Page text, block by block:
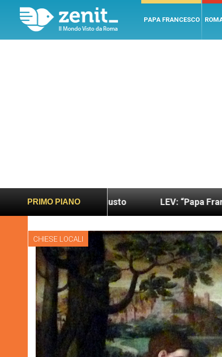
PAPA FRANCESCO
PRIMO PIANO
e giusto LEV: “Papa Francesco. Un uomo
CHIESE LOCALI